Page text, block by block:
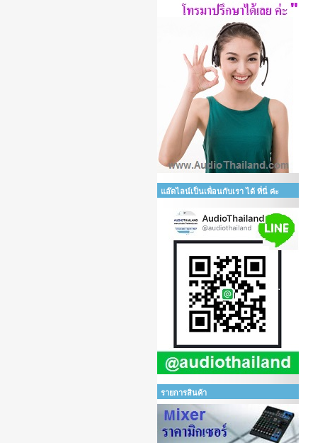
แอ๊ดไลน์เป็นเพื่อนกับเรา ได้ ที่นี่ ค่ะ
รายการสินค้า